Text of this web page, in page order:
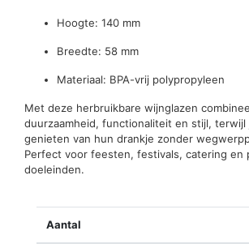
Hoogte: 140 mm
Breedte: 58 mm
Materiaal: BPA-vrij polypropyleen
Met deze herbruikbare wijnglazen
duurzaamheid, functionaliteit en stijl, terwijl
genieten van hun drankje zonder
Perfect voor feesten, festivals, catering en
doeleinden.
Aantal